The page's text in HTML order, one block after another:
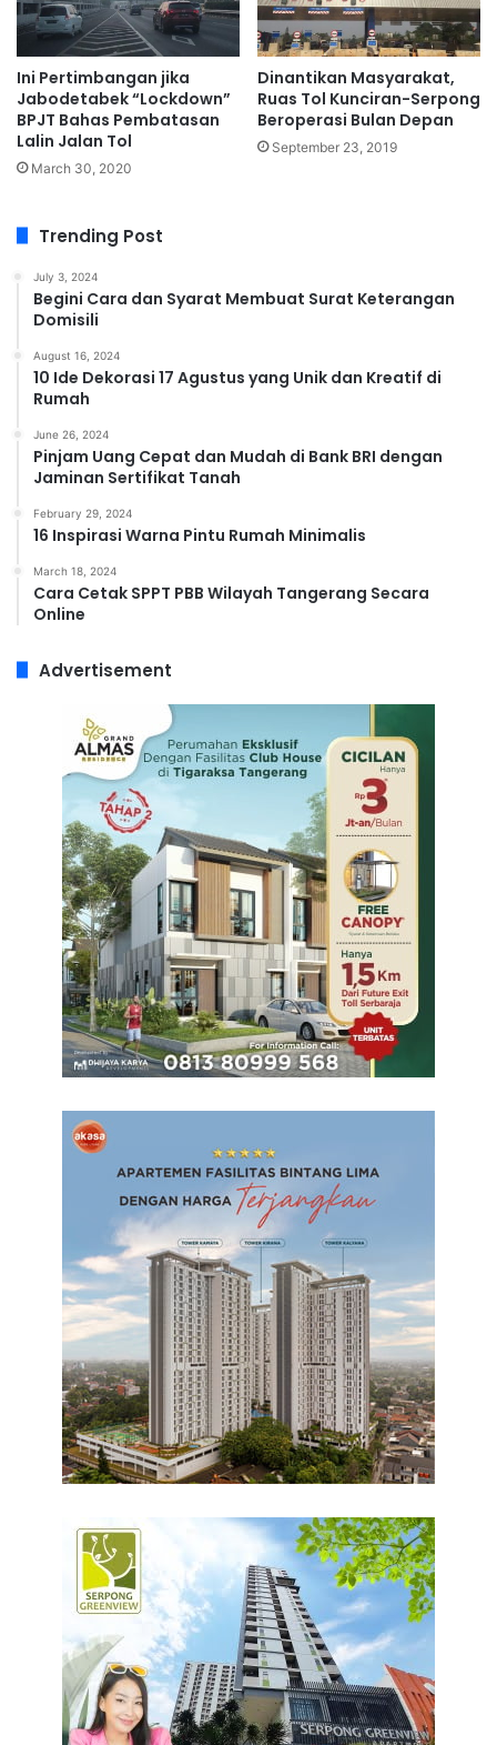
Ini Pertimbangan jika
Jabodetabek “Lockdown”
BPJT Bahas Pembatasan
Lalin Jalan Tol
March 30, 2020
Dinantikan Masyarakat,
Ruas Tol Kunciran-Serpong
Beroperasi Bulan Depan
September 23, 2019
Trending Post
July 3, 2024
Begini Cara dan Syarat Membuat Surat Keterangan
Domisili
August 16, 2024
10 Ide Dekorasi 17 Agustus yang Unik dan Kreatif di
Rumah
June 26, 2024
Pinjam Uang Cepat dan Mudah di Bank BRI dengan
Jaminan Sertifikat Tanah
February 29, 2024
16 Inspirasi Warna Pintu Rumah Minimalis
March 18, 2024
Cara Cetak SPPT PBB Wilayah Tangerang Secara
Online
Advertisement